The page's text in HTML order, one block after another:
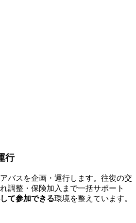
行
バスを企画・運行します。往復の交
調整・保険加入まで一括サポート
て参加できる環境を整えています。